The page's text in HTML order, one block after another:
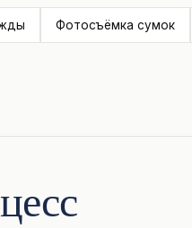
Фотосъёмка сумок